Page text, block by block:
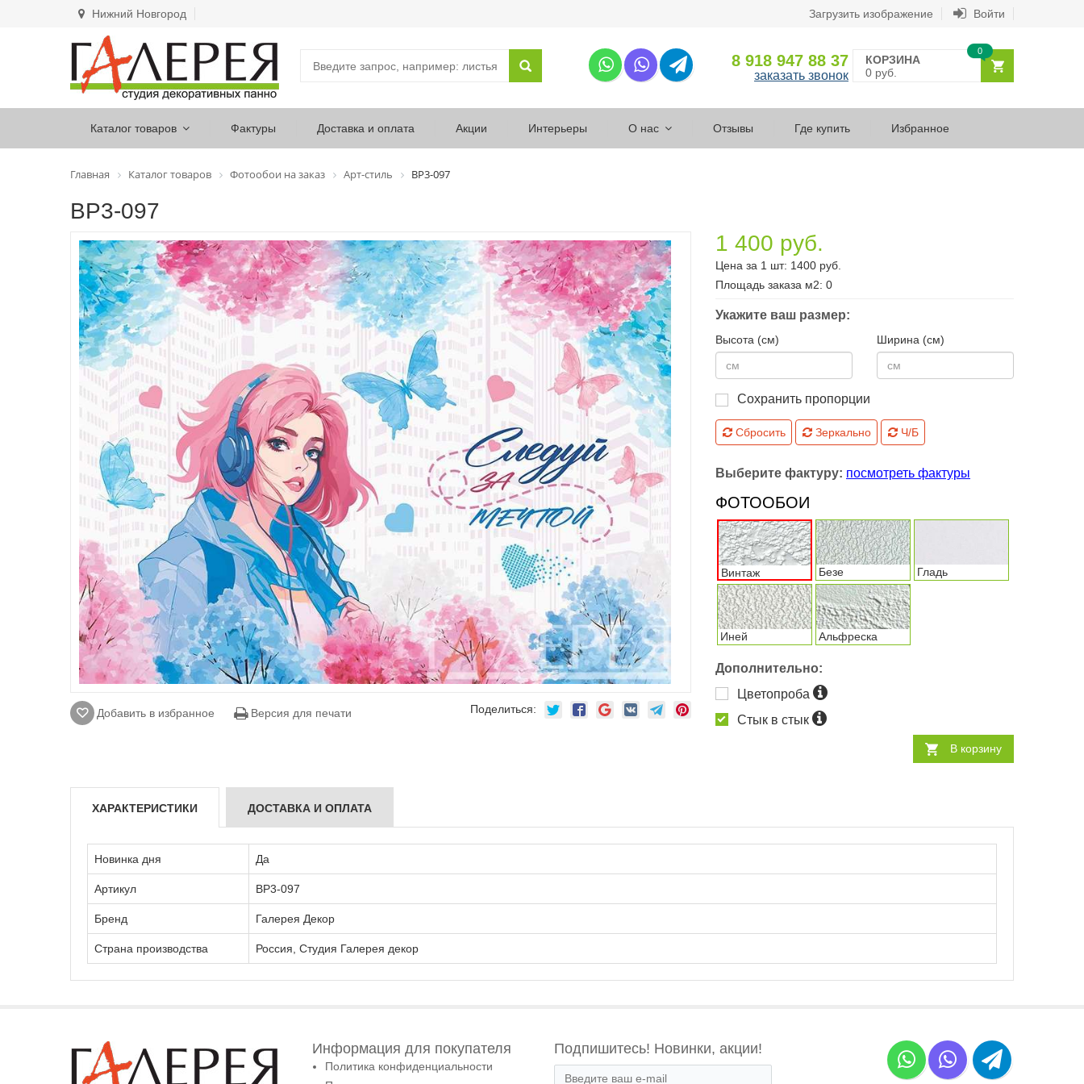
Нижний Новгород Загрузить изображение Войти
8 918 947 88 37
заказать звонок
КОРЗИНА
0 руб.
0
Каталог товаров Фактуры Доставка и оплата Акции Интерьеры О нас Отзывы Где купить Избранное
Главная Каталог товаров Фотообои на заказ Арт-стиль ВР3-097
ВР3-097
Добавить в избранное Версия для печати Поделиться:
1 400 руб.
Цена за 1 шт: 1400 руб.
Площадь заказа м2: 0
Укажите ваш размер:
Высота (см) Ширина (см)
Сохранить пропорции
Сбросить Зеркально Ч/Б
Выберите фактуру: посмотреть фактуры
ФОТООБОИ
Винтаж Безе Гладь
Иней Альфреска
Дополнительно:
Цветопроба
Стык в стык
В корзину
ХАРАКТЕРИСТИКИ ДОСТАВКА И ОПЛАТА
Новинка дня Да
Артикул ВР3-097
Бренд Галерея Декор
Страна производства Россия, Студия Галерея декор
Информация для покупателя
Политика конфиденциальности
Подпишитесь! Новинки, акции!